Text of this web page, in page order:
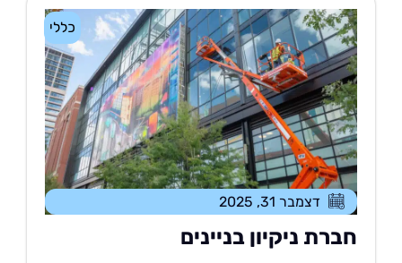
כללי
דצמבר 31, 2025
ניקיון בניינים